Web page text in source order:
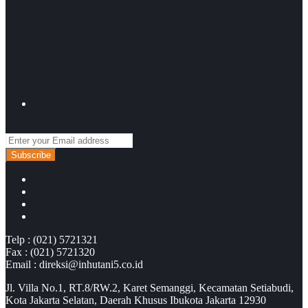
Enter
your
Email
address
Telp : (021) 5721321
Fax : (021) 5721320
Email : direksi@inhutani5.co.id
Jl. Villa No.1, RT.8/RW.2, Karet Semanggi, Kecamatan Setiabudi,
Kota Jakarta Selatan, Daerah Khusus Ibukota Jakarta 12930